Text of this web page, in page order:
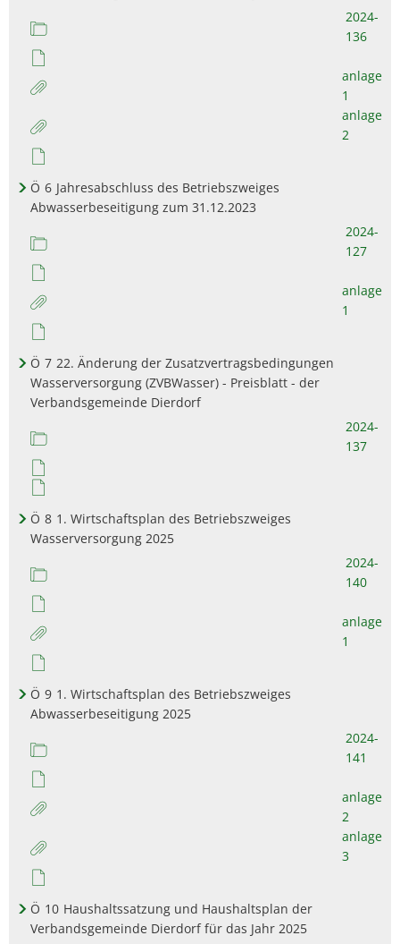
2024-
136
anlage
1
anlage
2
Ö 6 Jahresabschluss des Betriebszweiges
Abwasserbeseitigung zum 31.12.2023
2024-
127
anlage
1
Ö 7 22. Änderung der Zusatzvertragsbedingungen
Wasserversorgung (ZVBWasser) - Preisblatt - der
Verbandsgemeinde Dierdorf
2024-
137
Ö 8 1. Wirtschaftsplan des Betriebszweiges
Wasserversorgung 2025
2024-
140
anlage
1
Ö 9 1. Wirtschaftsplan des Betriebszweiges
Abwasserbeseitigung 2025
2024-
141
anlage
2
anlage
3
Ö 10 Haushaltssatzung und Haushaltsplan der
Verbandsgemeinde Dierdorf für das Jahr 2025